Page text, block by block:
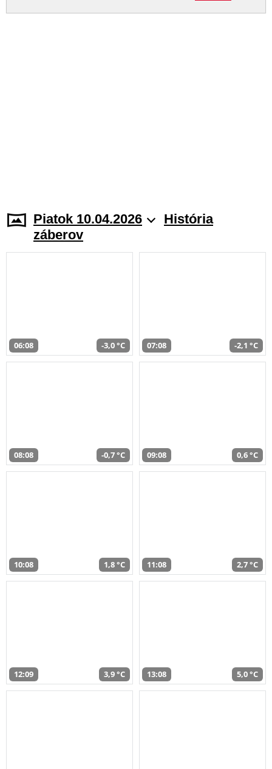
Piatok 10.04.2026
História
záberov
06:08 -3,0 °C 07:08 -2,1 °C
08:08 -0,7 °C 09:08 0,6 °C
10:08 1,8 °C 11:08 2,7 °C
12:09 3,9 °C 13:08 5,0 °C